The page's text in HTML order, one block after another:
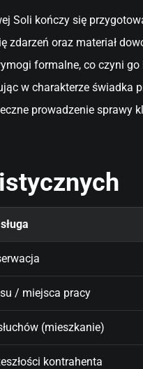
Soli kończy się
zdarzeń oraz materiał
formalne, co czyni
w charakterze świadka
prowadzenie
/ miejsca pracy
(mieszkanie)
kontrahenta